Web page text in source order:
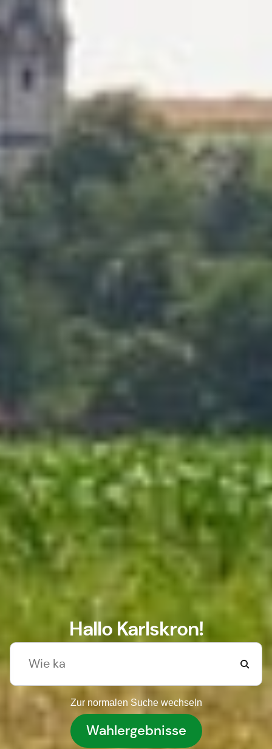
Hallo Karlskron!
Zur normalen Suche wechseln
Wahlergebnisse